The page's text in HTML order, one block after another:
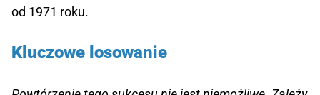
od 1971 roku.
Kluczowe losowanie